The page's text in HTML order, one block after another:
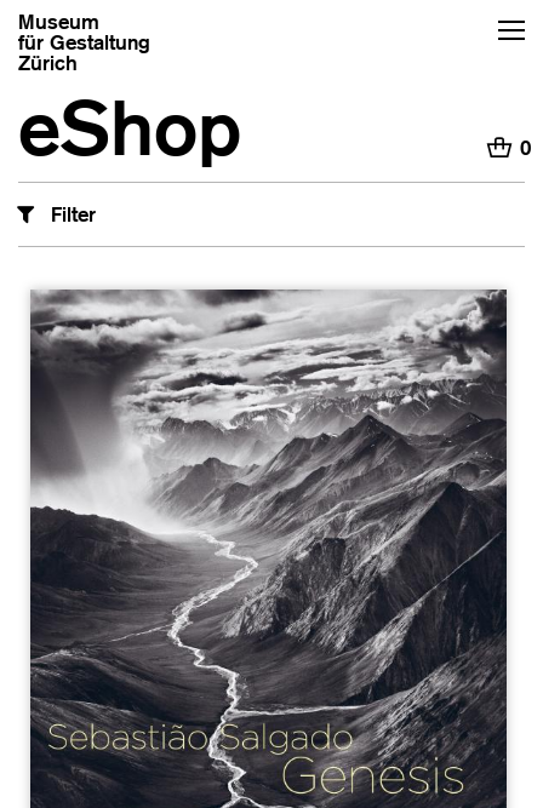
Museum
für Gestaltung
Zürich
eShop H 0
Filter